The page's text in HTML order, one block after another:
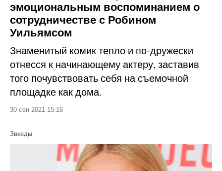
эмоциональным воспоминанием о
сотрудничестве с Робином
Уильямсом
Знаменитый комик тепло и по-дружески
отнесся к начинающему актеру, заставив
того почувствовать себя на съемочной
площадке как дома.
30 сен 2021 15:16
Звезды